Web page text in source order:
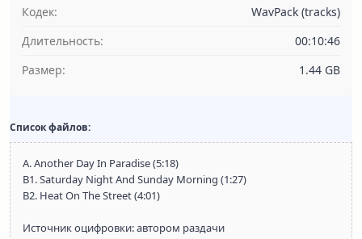
Кодек:
WavPack (tracks)
Длительность:
00:10:46
Размер:
1.44 GB
Список файлов:
A. Another Day In Paradise (5:18)
B1. Saturday Night And Sunday Morning (1:27)
B2. Heat On The Street (4:01)
Источник оцифровки: автором раздачи